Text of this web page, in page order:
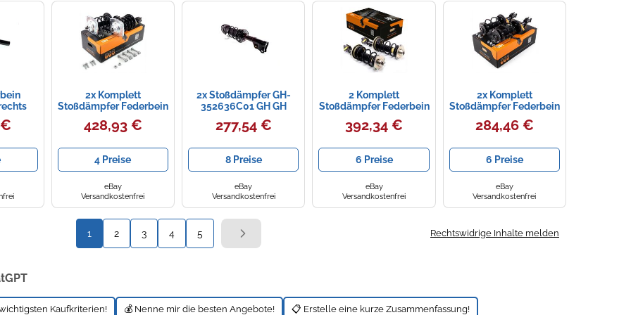
5P1
2x Komplett
Stoßdämpfer Federbein
Satz Vorne für Citroen
Jumpy 01.2007- 2.0HDI
428,93 €
4 Preise
eBay
Versandkostenfrei
2x Stoßdämpfer GH-
352636C01 GH GH
277,54 €
8 Preise
eBay
Versandkostenfrei
2 Komplett
Stoßdämpfer Federbein
Satz Vorne für Alfa
Romeo 146 1997-
392,34 €
6 Preise
eBay
Versandkostenfrei
2x Komplett
Stoßdämpfer Federbein
Satz Vorne für Corolla
Verso 01- 1.6/1.8VVT-I
284,46 €
6 Preise
eBay
Versandkostenfrei
Rechtswidrige Inhalte melden
1 2 3 4 5
Kaufkriterien! 💰 Nenne mir die besten Angebote! 📋 Erstelle eine kurze Zusammenfassung!